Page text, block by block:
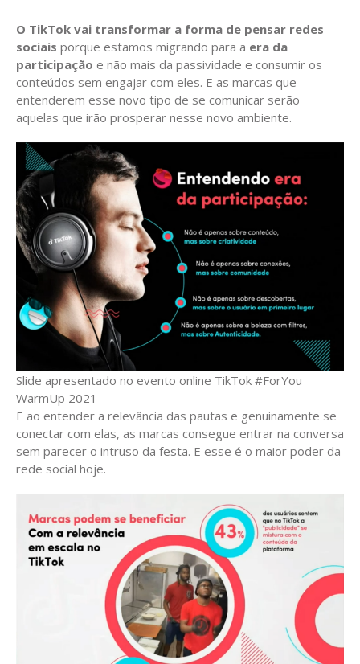
O TikTok vai transformar a forma de pensar redes
sociais porque estamos migrando para a era da
participação e não mais da passividade e consumir os
conteúdos sem engajar com eles. E as marcas que
entenderem esse novo tipo de se comunicar serão
aquelas que irão prosperar nesse novo ambiente.
Slide apresentado no evento online TikTok #ForYou
WarmUp 2021
E ao entender a relevância das pautas e genuinamente se
conectar com elas, as marcas consegue entrar na conversa
sem parecer o intruso da festa. E esse é o maior poder da
rede social hoje.